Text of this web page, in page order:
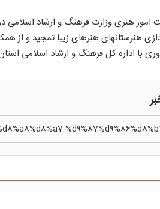
هنری وزارت فرهنگ و ارشاد اسلامی
هنرستانهای هنرهای زیبا تمجید و از
با اداره کل فرهنگ و ارشاد اسلامی